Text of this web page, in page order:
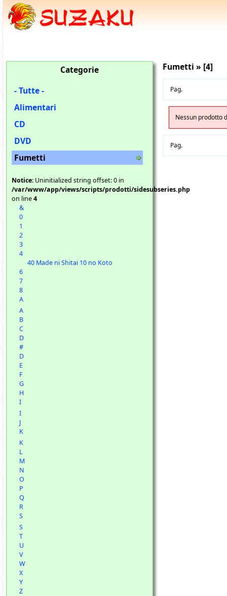
Fumetti » [4]
Pag.
Nessun prodotto
Pag.
Categorie
- Tutte -
Alimentari
CD
DVD
Fumetti
Notice: Uninitialized string offset: 0 in
/var/www/app/views/scripts/prodotti/sidesubseries.php
on line4
&
0
1
2
3
4
40 Made ni Shitai 10 no Koto
6
7
8
A
A
B
C
D
#
D
E
F
G
H
I
I
J
K
K
L
M
N
O
P
Q
R
S
S
T
U
V
W
X
Y
Z